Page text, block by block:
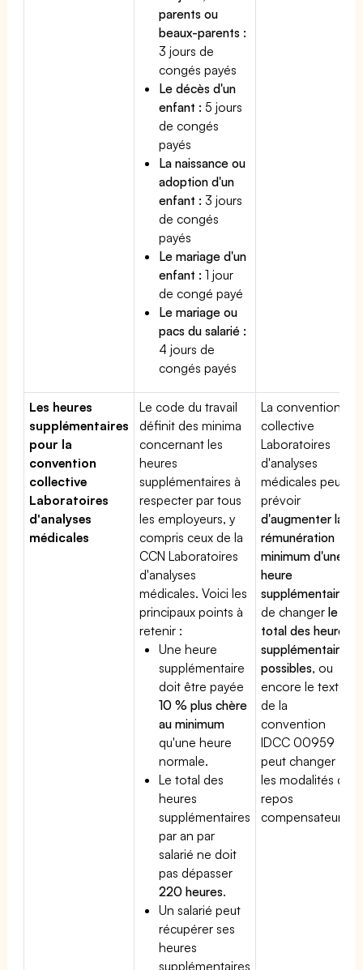
parents ou
beaux-parents :
3 jours de
congés payés
Le décès d'un
enfant : 5 jours
de congés
payés
La naissance ou
adoption d'un
enfant : 3 jours
de congés
payés
Le mariage d'un
enfant : 1 jour
de congé payé
Le mariage ou
pacs du salarié :
4 jours de
congés payés
Les heures
supplémentaires
pour la
convention
collective
Laboratoires
d'analyses
médicales
Le code du travail
définit des minima
concernant les
heures
supplémentaires à
respecter par tous
les employeurs, y
compris ceux de la
CCN Laboratoires
d'analyses
médicales. Voici les
principaux points à
retenir :
Une heure
supplémentaire
doit être payée
10 % plus chère
au minimum
qu'une heure
normale.
Le total des
heures
supplémentaires
par an par
salarié ne doit
pas dépasser
220 heures.
Un salarié peut
récupérer ses
heures
supplémentaires
La convention
collective
Laboratoires
d'analyses
médicales peut
prévoir
d'augmenter la
rémunération
minimum d'une
heure
supplémentaire
de changerle
total des heures
supplémentaires
possibles, ou
encore le texte
de la
convention
IDCC 00959
peut changer
les modalités du
repos
compensateur.